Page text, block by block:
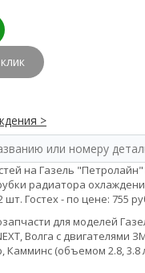
>
на Газель
радиатора
шт. Гостех - по цене: 755
для моделей
Волга с двигателями
Камминс (объемом 2.8,